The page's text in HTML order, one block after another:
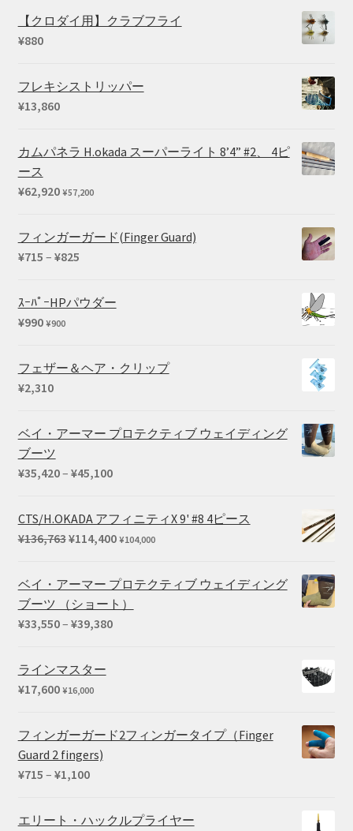
【クロダイ用】クラブフライ
¥880
フレキシストリッパー
¥13,860
カムパネラ H.okada スーパーライト 8’4” #2、 4ピ
ース
¥62,920 ¥57,200
フィンガーガード(Finger Guard)
¥715 – ¥825価
帯:
ｽｰﾊﾟｰHPパウダー
¥990 ¥900
フェザー＆ヘア・クリップ
¥2,310
ベイ・アーマー プロテクティブ ウェイディング
ブーツ
¥35,420– ¥45,100価
帯:
¥35,420
CTS/H.OKADA アフィニティX 9' #8 4ピース
¥136,763元
価
格
は
し
た。
¥114,400現
の
価
¥104,000
ベイ・アーマー プロテクティブ ウェイディング
ブーツ （ショート）
¥33,550– ¥39,380価
ラインマスター
¥17,600 ¥16,000
フィンガーガード2フィンガータイプ（Finger
Guard 2 fingers)
¥715 – ¥1,100価
エリート・ハックルプライヤー